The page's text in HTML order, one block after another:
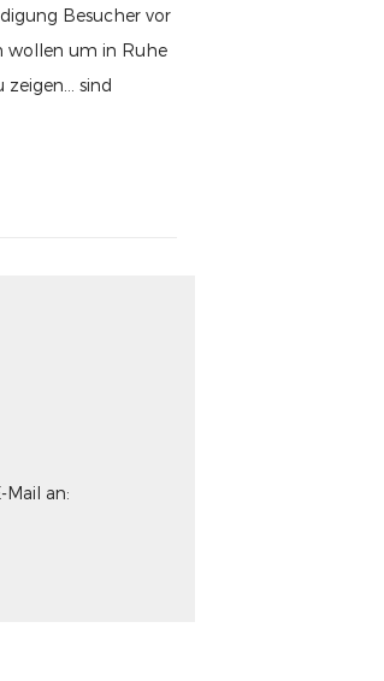
Besucher vor
wollen um in Ruhe
zeigen… sind
an: